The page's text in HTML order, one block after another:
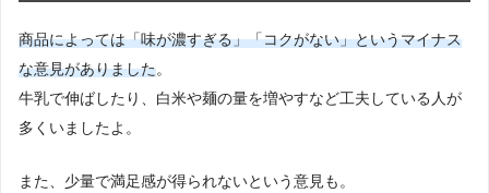
商品によっては「味が濃すぎる」「コクがない」というマイナス
な意見がありました。
牛乳で伸ばしたり、白米や麺の量を増やすなど工夫している人が
多くいましたよ。
また、少量で満足感が得られないという意見も。